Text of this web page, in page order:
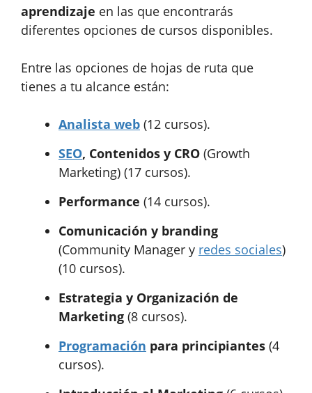
aprendizaje en las que encontrarás
diferentes opciones de cursos disponibles.
Entre las opciones de hojas de ruta que
tienes a tu alcance están:
Analista web (12 cursos).
SEO, Contenidos y CRO (Growth
Marketing) (17 cursos).
Performance (14 cursos).
Comunicación y branding
(Community Manager y redes sociales)
(10 cursos).
Estrategia y Organización de
Marketing (8 cursos).
Programación para principiantes (4
cursos).